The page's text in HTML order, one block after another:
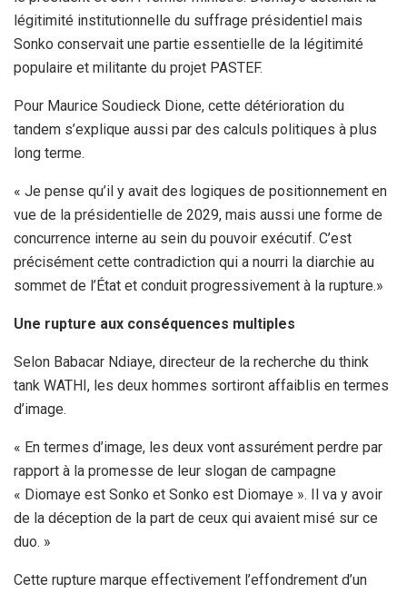
légitimité institutionnelle du suffrage présidentiel mais
Sonko conservait une partie essentielle de la légitimité
populaire et militante du projet PASTEF.
Pour Maurice Soudieck Dione, cette détérioration du
tandem s’explique aussi par des calculs politiques à plus
long terme.
« Je pense qu’il y avait des logiques de positionnement en
vue de la présidentielle de 2029, mais aussi une forme de
concurrence interne au sein du pouvoir exécutif. C’est
précisément cette contradiction qui a nourri la diarchie au
sommet de l’État et conduit progressivement à la rupture.»
Une rupture aux conséquences multiples
Selon Babacar Ndiaye, directeur de la recherche du think
tank WATHI, les deux hommes sortiront affaiblis en termes
d’image.
« En termes d’image, les deux vont assurément perdre par
rapport à la promesse de leur slogan de campagne
« Diomaye est Sonko et Sonko est Diomaye ». Il va y avoir
de la déception de la part de ceux qui avaient misé sur ce
duo. »
Cette rupture marque effectivement l’effondrement d’un